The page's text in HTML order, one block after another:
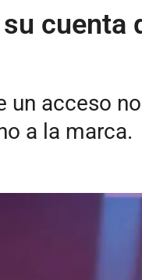
cuenta
un acceso
a la marca.